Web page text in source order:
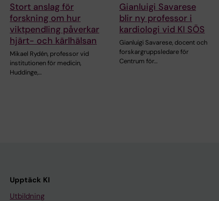
Stort anslag för
forskning om hur
viktpendling påverkar
hjärt- och kärlhälsan
Mikael Rydén, professor vid
institutionen för medicin,
Huddinge,…
Gianluigi Savarese
blir ny professor i
kardiologi vid KI SÖS
Gianluigi Savarese, docent och
forskargruppsledare för
Centrum för…
Upptäck KI
Utbildning